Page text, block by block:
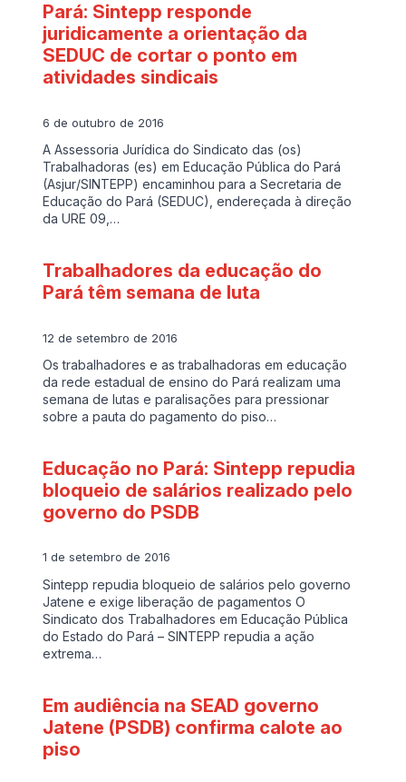
Pará: Sintepp responde
juridicamente a orientação da
SEDUC de cortar o ponto em
atividades sindicais
6 de outubro de 2016
A Assessoria Jurídica do Sindicato das (os)
Trabalhadoras (es) em Educação Pública do Pará
(Asjur/SINTEPP) encaminhou para a Secretaria de
Educação do Pará (SEDUC), endereçada à direção
da URE 09,…
Trabalhadores da educação do
Pará têm semana de luta
12 de setembro de 2016
Os trabalhadores e as trabalhadoras em educação
da rede estadual de ensino do Pará realizam uma
semana de lutas e paralisações para pressionar
sobre a pauta do pagamento do piso…
Educação no Pará: Sintepp repudia
bloqueio de salários realizado pelo
governo do PSDB
1 de setembro de 2016
Sintepp repudia bloqueio de salários pelo governo
Jatene e exige liberação de pagamentos O
Sindicato dos Trabalhadores em Educação Pública
do Estado do Pará – SINTEPP repudia a ação
extrema…
Em audiência na SEAD governo
Jatene (PSDB) confirma calote ao
piso